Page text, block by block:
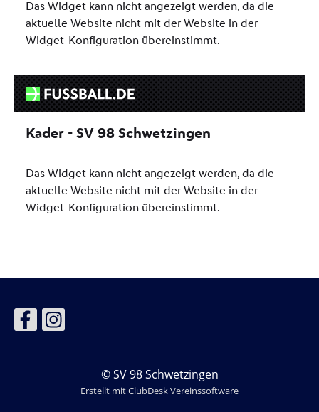
© SV 98 Schwetzingen
Erstellt mit ClubDesk Vereinssoftware